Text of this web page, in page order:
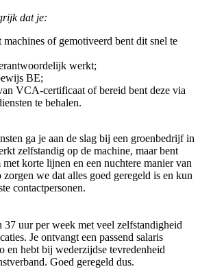
dat je:
machines of gemotiveerd bent dit snel te
werkt;
BE;
VCA-certificaat of bereid bent deze via
te behalen.
ga je aan de slag bij een groenbedrijf in
zelfstandig op de machine, maar bent
met korte lijnen en een nuchtere manier van
we dat alles goed geregeld is en kun
contactpersonen.
uur per week met veel zelfstandigheid
Je ontvangt een passend salaris
en hebt bij wederzijdse tevredenheid
Goed geregeld dus.